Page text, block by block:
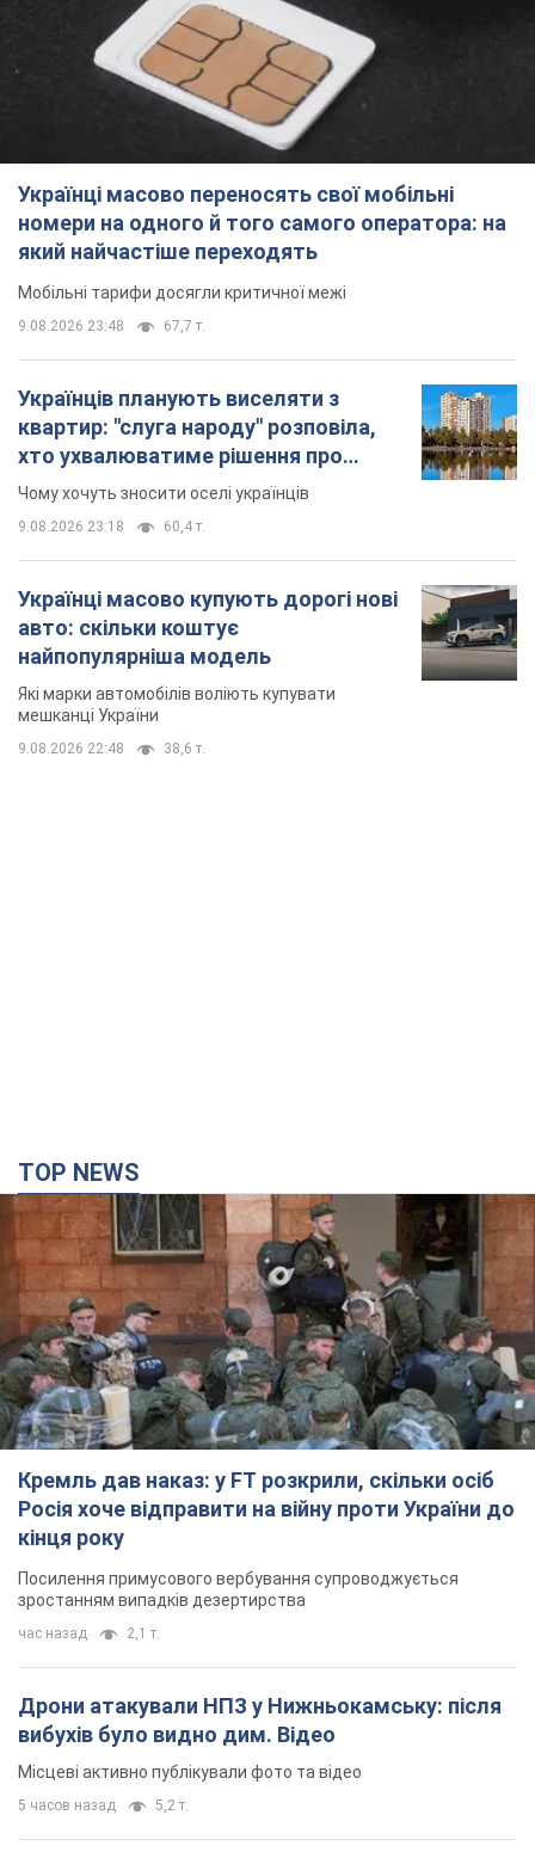
який найчастіше переходять
Мобільні тарифи досягли критичної межі
67,7 т.
Українців планують виселяти з
квартир: "слуга народу" розповіла,
хто ухвалюватиме рішення про
знесення будинків
Чому хочуть зносити оселі українців
9.08.2026 23:18 60,4 т.
Українці масово купують дорогі нові
авто: скільки коштує
найпопулярніша модель
Які марки автомобілів воліють купувати
Кремль дав наказ: у FT розкрили, скільки осіб
Росія хоче відправити на війну проти України до
кінця року
Посилення примусового вербування супроводжується
зростанням випадків дезертирства
час назад 2,1 т.
Дрони атакували НПЗ у Нижньокамську: після
вибухів було видно дим. Відео
Місцеві активно публікували фото та відео
5 часов назад
Україна готує Чорнобиль до чергової спроби
вторгнення з боку Росії – медіа
Журналісти розповіли, що відбувається в зоні
8 часов назад 19,0 т.